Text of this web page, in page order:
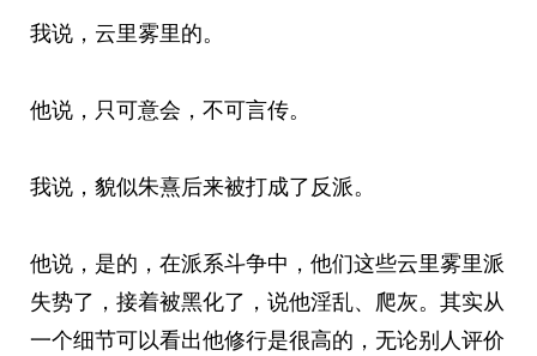
我说，云里雾里的。
他说，只可意会，不可言传。
我说，貌似朱熹后来被打成了反派。
他说，是的，在派系斗争中，他们这些云里雾里派
失势了，接着被黑化了，说他淫乱、爬灰。其实从
一个细节可以看出他修行是很高的，无论别人评价